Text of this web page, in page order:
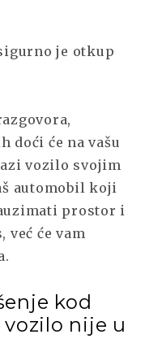
je otkup
doći će na vašu
vozilo svojim
automobil koji
prostor i
već će vam
kod
nije u